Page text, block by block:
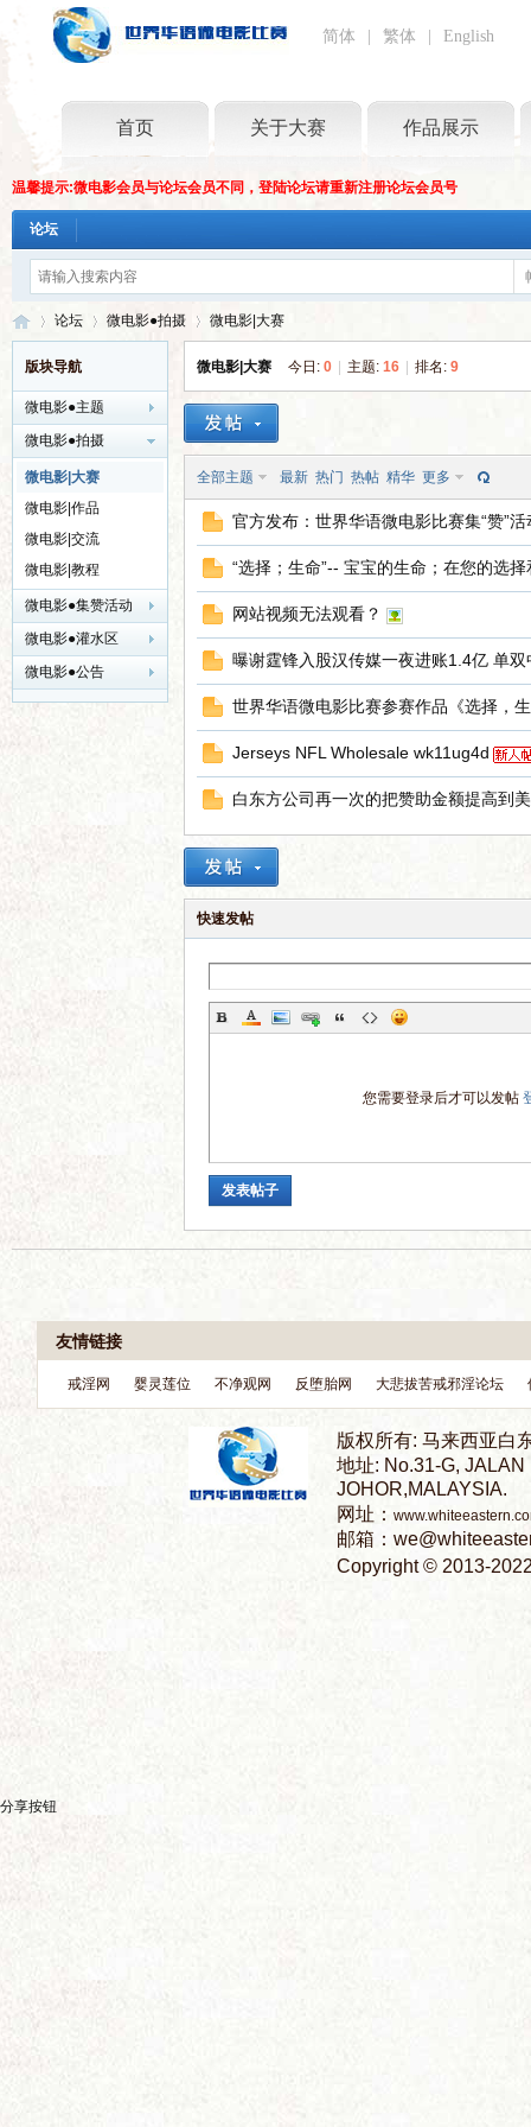
简体 繁体 English
首页 关于大赛 作品展示
温馨提示:微电影会员与论坛会员不同，登陆论坛请重新注册论坛会员号
论坛
世
界
»
论坛
›
微电影●拍摄 微电影|大赛
版块导航
微电影●主题
微电影●拍摄
微电影|大赛
微电影|作品
微电影|交流
微电影|教程
微电影●集赞活动
微电影●灌水区
微电影●公告
微电影|大赛 今日: 0 主题: 16 排名: 9
全部主题 最新 热门 热帖 精华 更多
官方发布：世界华语微电影比赛集“赞”活
“选择；生命”-- 宝宝的生命；在您的选
网站视频无法观看？
曝谢霆锋入股汉传媒一夜进账1.4亿 单
世界华语微电影比赛参赛作品《选择，
Jerseys NFL Wholesale wk11ug4d
白东方公司再一次的把赞助金额提高到
快速发帖
您需要登录后才可以发帖
发表帖子
分享按钮